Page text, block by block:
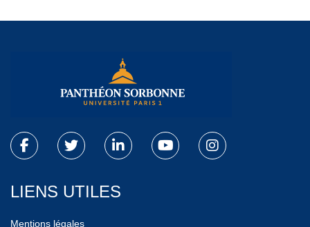
LIENS UTILES
Mentions légales